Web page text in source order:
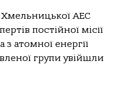
АЕС
постійної місії
атомної енергії
групи увійшли